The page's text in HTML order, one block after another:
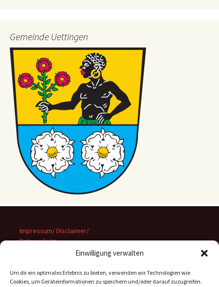
Einwilligung verwalten
Um dir ein optimales Erlebnis zu bieten, verwenden wir Technologien wie
Cookies, um Geräteinformationen zu speichern und/oder darauf zuzugreifen.
Gemeinde Uettingen
Impressum/ Disclaimer/
Datenschutz